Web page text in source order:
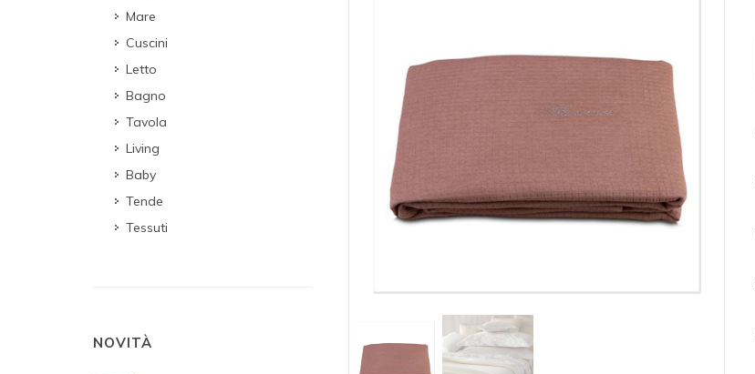
Mare
Cuscini
Letto
Bagno
Tavola
Living
Baby
Tende
Tessuti
NOVITÀ